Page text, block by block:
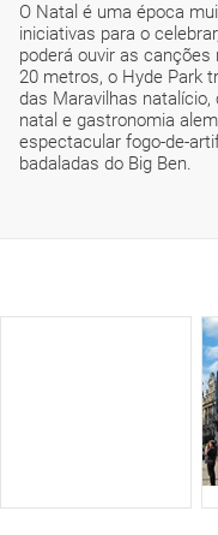
O Natal é uma época
iniciativas para o
poderá ouvir as
20 metros, o Hyde Park
das Maravilhas
natal e gastronomia
espectacular fogo-de-
badaladas do Big Ben.